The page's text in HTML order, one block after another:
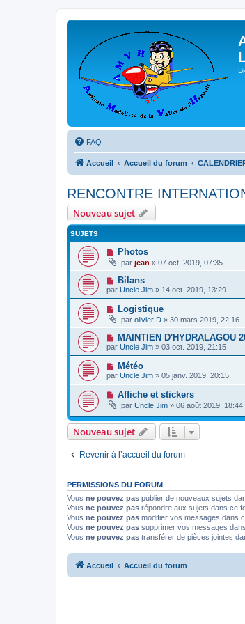
FAQ
Accueil Accueil du forum
RENCONTRE
Nouveau sujet
SUJETS
Photos
par jean » 07 oct. 2019, 07:35
Bilans
par Uncle Jim » 14 oct. 2019, 13:29
Logistique
par olivier D » 30 mars 2019, 22:16
MAINTIEN D'HYDRALAGOU
par Uncle Jim » 03 oct. 2019, 21:15
Météo
par Uncle Jim » 05 janv. 2019, 20:15
Affiche et stickers
par Uncle Jim » 06 août 2019, 18:44
Nouveau sujet
Revenir à l’accueil du forum
PERMISSIONS DU FORUM
Vous ne pouvez pas publier de nouveaux sujets
Vous ne pouvez pas répondre aux sujets dans ce
Vous ne pouvez pas modifier vos messages dans
Vous ne pouvez pas supprimer vos messages
Vous ne pouvez pas transférer de pièces jointes
Accueil Accueil du forum